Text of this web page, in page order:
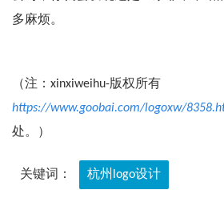
多麻烦。
（注：xinxiweihu-版权所有
https://www.goobai.com/logoxw/
处。）
关键词： 杭州logo设计